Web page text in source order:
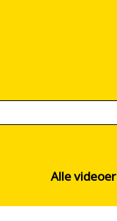
Alle videoer